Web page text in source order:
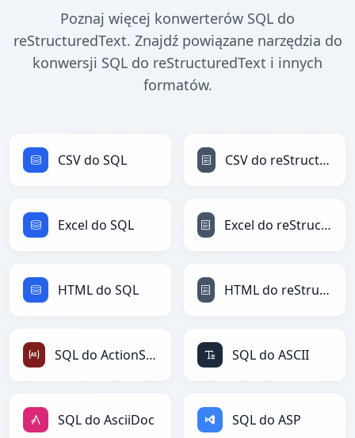
Poznaj więcej konwerterów SQL do
reStructuredText. Znajdź powiązane narzędzia do
konwersji SQL do reStructuredText i innych
formatów.
CSV do SQL CSV do reStructuredText
Excel do SQL Excel do reStructuredText
HTML do SQL HTML do reStructuredText
SQL do ActionScript SQL do ASCII
SQL do AsciiDoc SQL do ASP